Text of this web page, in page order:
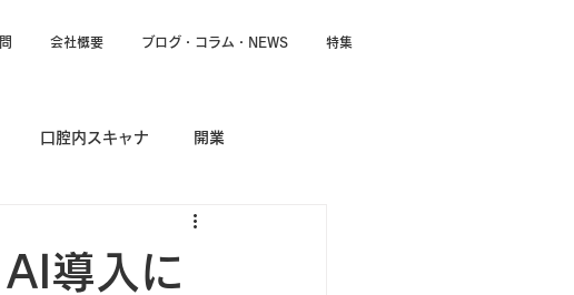
会社概要 ブログ・コラム・NEWS 特集
口腔内スキャナ 開業
導入に